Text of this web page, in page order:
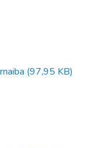
(97,95 KB)